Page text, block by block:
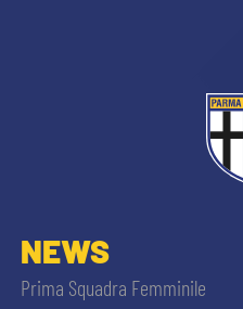
NEWS
Prima Squadra Femminile